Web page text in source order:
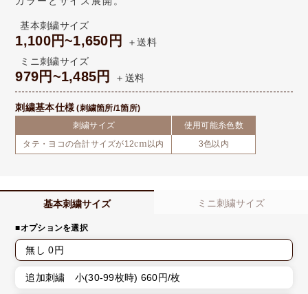
基本刺繍サイズ
1,100円~1,650円
＋送料
ミニ刺繍サイズ
979円~1,485円 ＋送料
刺繍基本仕様 (刺繍箇所/1箇所)
刺繍サイズ
使用可能糸色数
タテ・ヨコの合計サイズが12cm以内
3色以内
基本刺繍サイズ ミニ刺繍サイズ
■オプションを選択
無し 0円
追加刺繍 小(30-99枚時) 660円/枚